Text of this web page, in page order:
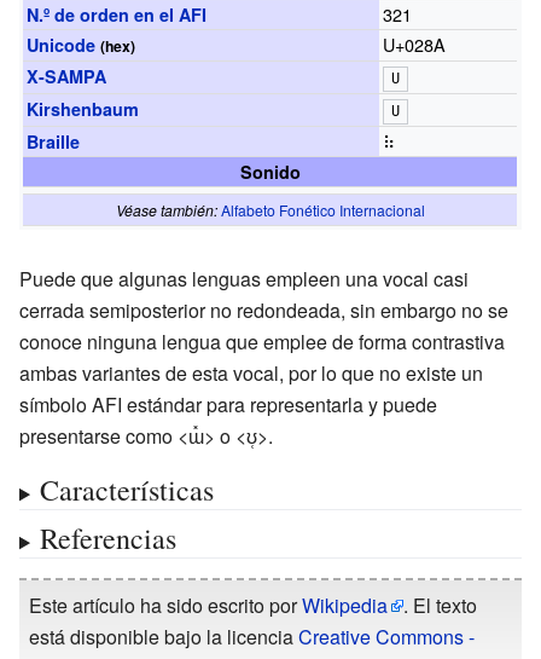
N.º de orden en elAFI 321
Unicode (hex) U+028A
X-SAMPA U
Kirshenbaum U
Braille ⠷
Sonido
Véase también:Alfabeto Fonético Internacional
Puede que algunas lenguas empleen una vocal casi
cerrada semiposterior no redondeada, sin embargo no se
conoce ninguna lengua que emplee de forma contrastiva
ambas variantes de esta vocal, por lo que no existe un
símbolo AFI estándar para representarla y puede
presentarse como <ɯ̽> o <ʊ̜>.
Características
Referencias
Este artículo ha sido escrito porWikipedia
. El texto
está disponible bajo la licenciaCreative Commons -